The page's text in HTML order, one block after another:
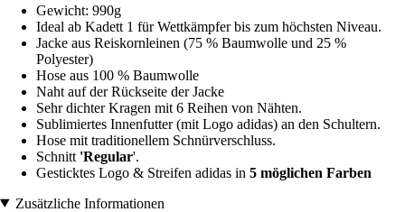
Gewicht: 990g
Ideal ab Kadett 1 für Wettkämpfer bis zum höchsten Niveau.
Jacke aus Reiskornleinen (75 % Baumwolle und 25 %
Polyester)
Hose aus 100 % Baumwolle
Naht auf der Rückseite der Jacke
Sehr dichter Kragen mit 6 Reihen von Nähten.
Sublimiertes Innenfutter (mit Logo adidas) an den Schultern.
Hose mit traditionellem Schnürverschluss.
Schnitt 'Regular'.
Gesticktes Logo & Streifen adidas in 5 möglichen Farben
Zusätzliche Informationen